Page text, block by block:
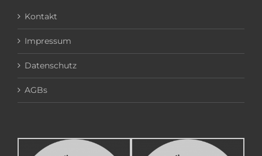
Kontakt
Impressum
Datenschutz
AGBs